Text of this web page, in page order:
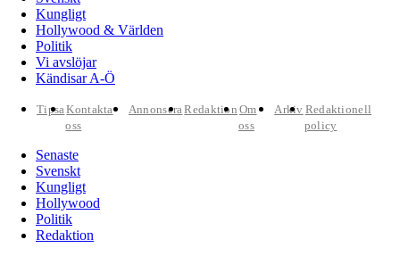
Kungligt
Hollywood & Världen
Politik
Vi avslöjar
Kändisar A-Ö
TipsaKontakta
oss
AnnonseraRedaktion Om
oss
Arkiv Redaktionell
policy
Senaste
Svenskt
Kungligt
Hollywood
Politik
Redaktion